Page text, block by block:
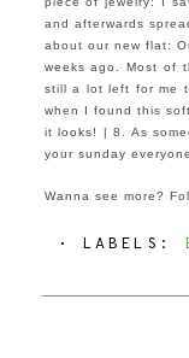
and afterwards
about our new flat:
weeks ago. Most of
still a lot left forme
when
I found this
it looks!
| 8. As some
your sunday
Wanna see more?
⋅ LABELS: